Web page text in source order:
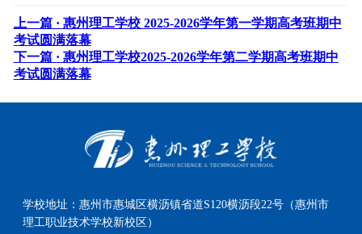
上一篇 · 惠州理工学校 2025-2026学年第一学期高考班期中
考试圆满落幕
下一篇 · 惠州理工学校2025-2026学年第二学期高考班期中
考试圆满落幕
学校地址：惠州市惠城区横沥镇省道S120横沥段22号（惠州市
理工职业技术学校新校区）